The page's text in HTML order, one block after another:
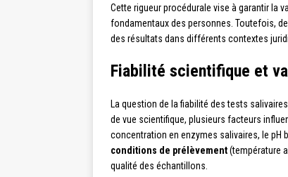
Cette rigueur procédurale vise à garantir la
fondamentaux des personnes. Toutefois,
des résultats dans différents contextes
Fiabilité scientifique et
La question de la fiabilité des tests
de vue scientifique, plusieurs facteurs
concentration en enzymes salivaires, le pH
conditions de prélèvement(température
qualité des échantillons.